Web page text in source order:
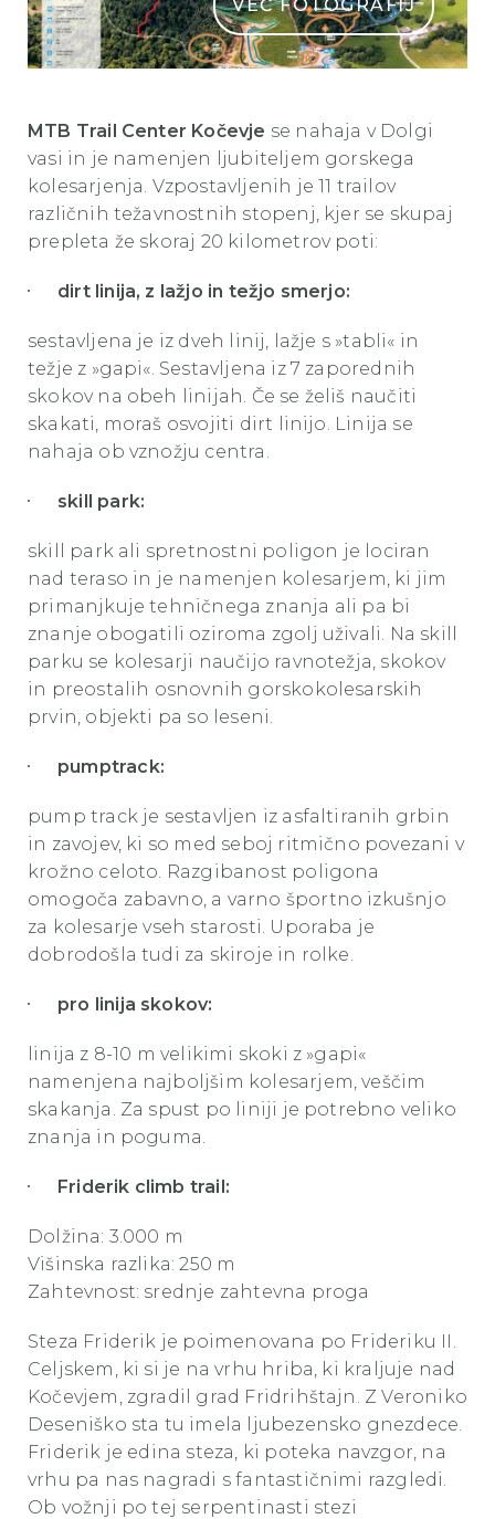
VEČ FOTOGRAFIJ
MTB Trail Center Kočevje se nahaja v Dolgi
vasi in je namenjen ljubiteljem gorskega
kolesarjenja. Vzpostavljenih je 11 trailov
različnih težavnostnih stopenj, kjer se skupaj
prepleta že skoraj 20 kilometrov poti:
dirt linija, z lažjo in težjo smerjo:
sestavljena je iz dveh linij, lažje s »tabli« in
težje z »gapi«. Sestavljena iz 7 zaporednih
skokov na obeh linijah. Če se želiš naučiti
skakati, moraš osvojiti dirt linijo. Linija se
nahaja ob vznožju centra.
skill park:
skill park ali spretnostni poligon je lociran
nad teraso in je namenjen kolesarjem, ki jim
primanjkuje tehničnega znanja ali pa bi
znanje obogatili oziroma zgolj uživali. Na skill
parku se kolesarji naučijo ravnotežja, skokov
in preostalih osnovnih gorskokolesarskih
prvin, objekti pa so leseni.
pumptrack:
pump track je sestavljen iz asfaltiranih grbin
in zavojev, ki so med seboj ritmično povezani v
krožno celoto. Razgibanost poligona
omogoča zabavno, a varno športno izkušnjo
za kolesarje vseh starosti. Uporaba je
dobrodošla tudi za skiroje in rolke.
pro linija skokov:
linija z 8-10 m velikimi skoki z »gapi«
namenjena najboljšim kolesarjem, veščim
skakanja. Za spust po liniji je potrebno veliko
znanja in poguma.
Friderik climb trail:
Dolžina: 3.000 m
Višinska razlika: 250 m
Zahtevnost: srednje zahtevna proga
Steza Friderik je poimenovana po Frideriku II.
Celjskem, ki si je na vrhu hriba, ki kraljuje nad
Kočevjem, zgradil grad Fridrihštajn. Z Veroniko
Deseniško sta tu imela ljubezensko gnezdece.
Friderik je edina steza, ki poteka navzgor, na
vrhu pa nas nagradi s fantastičnimi razgledi.
Ob vožnji po tej serpentinasti stezi